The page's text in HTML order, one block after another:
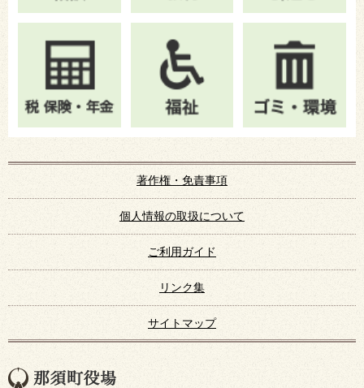
著作権・免責事項
個人情報の取扱について
ご利用ガイド
リンク集
サイトマップ